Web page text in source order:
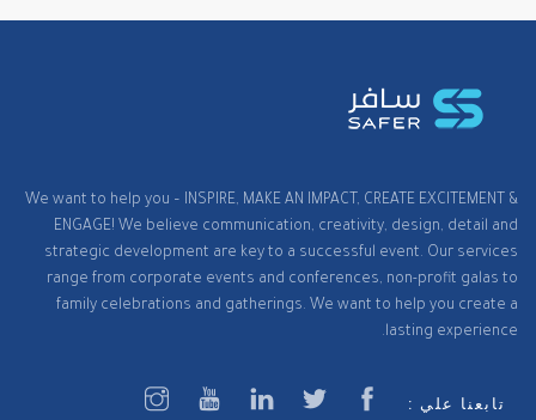
We want to help you – INSPIRE, MAKE AN IMPACT, CREATE EXCITEMENT &
ENGAGE! We believe communication, creativity, design, detail and
strategic development are key to a successful event. Our services
range from corporate events and conferences, non-profit galas to
family celebrations and gatherings. We want to help you create a
lasting experience.
تابعنا علي :